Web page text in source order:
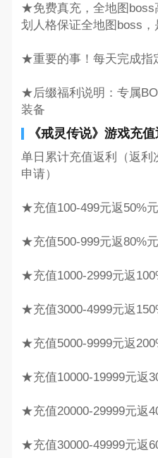
★免费真充，全地图boss
划人格保证全地图boss
★重要的事！每天完成指
★后缀福利说明：专属
装备
《戒灵传说》游戏充值
单日累计充值返利（返
申请）
★充值100-499元返50%
★充值500-999元返80%
★充值1000-2999元返
★充值3000-4999元返
★充值5000-9999元返
★充值10000-19999元返
★充值20000-29999元返
★充值30000-49999元返